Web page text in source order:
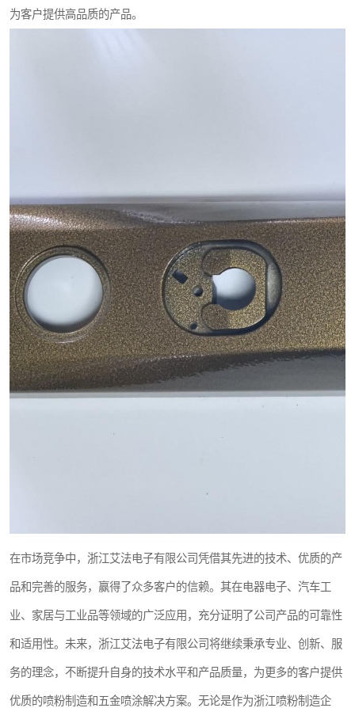
为客户提供高品质的产品。
在市场竞争中，浙江艾法电子有限公司凭借其先进的技术、优质的产
品和完善的服务，赢得了众多客户的信赖。其在电器电子、汽车工
业、家居与工业品等领域的广泛应用，充分证明了公司产品的可靠性
和适用性。未来，浙江艾法电子有限公司将继续秉承专业、创新、服
务的理念，不断提升自身的技术水平和产品质量，为更多的客户提供
优质的喷粉制造和五金喷涂解决方案。无论是作为浙江喷粉制造企